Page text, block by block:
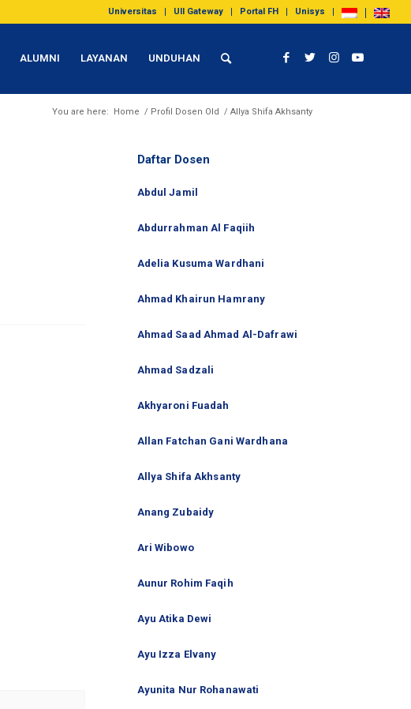
Universitas UII Gateway Portal FH Unisys
ALUMNI LAYANAN UNDUHAN
You are here: Home / Profil Dosen Old / Allya Shifa Akhsanty
Daftar Dosen
Abdul Jamil
Abdurrahman Al Faqiih
Adelia Kusuma Wardhani
Ahmad Khairun Hamrany
Ahmad Saad Ahmad Al-Dafrawi
Ahmad Sadzali
Akhyaroni Fuadah
Allan Fatchan Gani Wardhana
Allya Shifa Akhsanty
Anang Zubaidy
Ari Wibowo
Aunur Rohim Faqih
Ayu Atika Dewi
Ayu Izza Elvany
Ayunita Nur Rohanawati